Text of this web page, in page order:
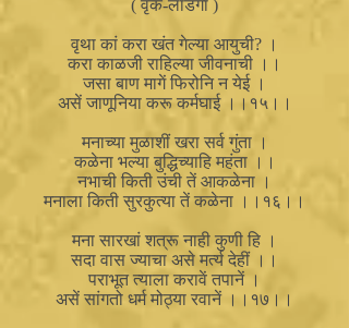
( वृक-लांडगा )
वृथा कां करा खंत गेल्या आयुची? ।
करा काळजी राहिल्या जीवनाची ।।
जसा बाण मागें फिरोनि न येई ।
असें जाणूनिया करू कर्मघाई ।।१५।।
मनाच्या मुळाशीं खरा सर्व गुंता ।
कळेना भल्या बुद्धिच्याहि महंता ।।
नभाची किती उंची तें आकळेना ।
मनाला किती सुरकुत्या तें कळेना ।।१६।।
मना सारखां शत्रू नाही कुणी हि ।
सदा वास ज्याचा असे मर्त्य देहीं ।।
पराभूत त्याला करावें तपानें ।
असें सांगतो धर्म मोठ्या रवानें ।।१७।।